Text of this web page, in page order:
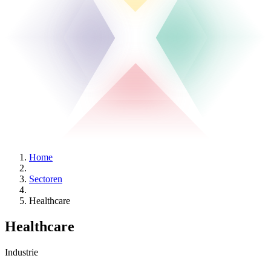
Home
Sectoren
Healthcare
Healthcare
Industrie